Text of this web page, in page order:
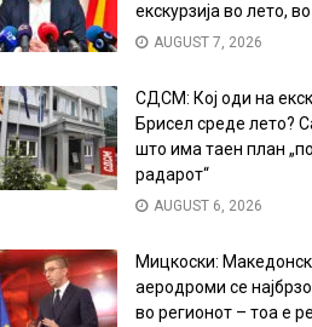
екскурзија во лето,
AUGUST 7, 2026
СДСМ: Кој оди на
Брисел среде лето?
што има таен план
радарот“
AUGUST 6, 2026
Мицкоски:
аеродроми се
во регионот – тоа е